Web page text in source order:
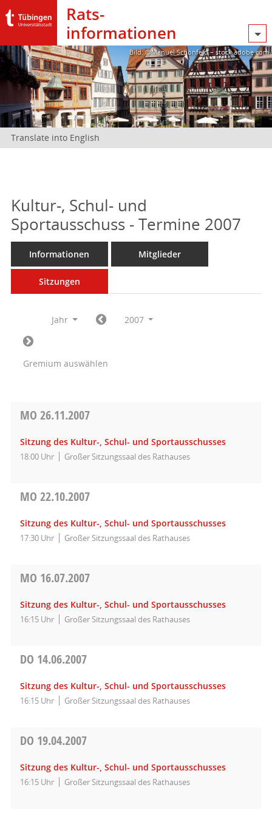
Rats­
informationen
Bild: @Manuel Schönfeld – stock.adobe.com
Translate into English
Kultur-, Schul- und
Sportausschuss - Termine 2007
Informationen Mitglieder
Sitzungen
Jahr 2007
Gremium auswählen
MO 26.11.2007
Sitzung des Kultur-, Schul- und Sportausschusses
18:00 Uhr Großer Sitzungssaal des Rathauses
MO 22.10.2007
Sitzung des Kultur-, Schul- und Sportausschusses
17:30 Uhr Großer Sitzungssaal des Rathauses
MO 16.07.2007
Sitzung des Kultur-, Schul- und Sportausschusses
16:15 Uhr Großer Sitzungssaal des Rathauses
DO 14.06.2007
Sitzung des Kultur-, Schul- und Sportausschusses
16:15 Uhr Großer Sitzungssaal des Rathauses
DO 19.04.2007
Sitzung des Kultur-, Schul- und Sportausschusses
16:15 Uhr Großer Sitzungssaal des Rathauses